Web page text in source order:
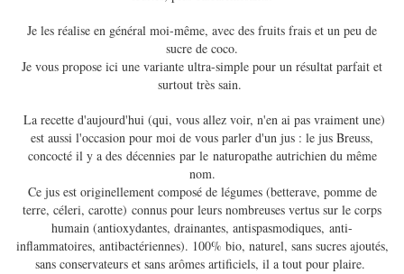
Je les réalise en général moi-même, avec des fruits frais et un peu de
sucre de coco.
Je vous propose ici une variante ultra-simple pour un résultat parfait et
surtout très sain.
La recette d'aujourd'hui (qui, vous allez voir, n'en ai pas vraiment une)
est aussi l'occasion pour moi de vous parler d'un jus : le jus Breuss,
concocté il y a des décennies par le naturopathe autrichien du même
nom.
Ce jus est originellement composé de légumes (betterave, pomme de
terre, céleri, carotte) connus pour leurs nombreuses vertus sur le corps
humain (antioxydantes, drainantes, antispasmodiques, anti-
inflammatoires, antibactériennes). 100% bio, naturel, sans sucres ajoutés,
sans conservateurs et sans arômes artificiels, il a tout pour plaire.